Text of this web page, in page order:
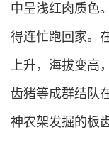
中呈浅红肉质色
得连忙跑回家。
上升，海拔变高
齿猪等成群结队
神农架发掘的板